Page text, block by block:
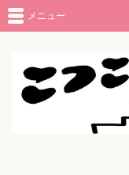
メニュー